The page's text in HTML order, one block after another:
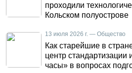
проходили
Кольском полуострове
13 июля 2026 г. — Общество
Как старейшие в
центр стандартизации
часы» в вопросах